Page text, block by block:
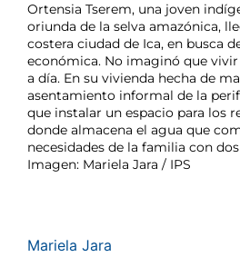
Ortensia Tserem, una joven
oriunda de la selva amazónica,
costera ciudad de Ica, en busca
económica. No imaginó que vivir
a día. En su vivienda hecha de
asentamiento informal de la
que instalar un espacio para los
donde almacena el agua que
necesidades de la familia con
Imagen: Mariela Jara / IPS
Mariela Jara